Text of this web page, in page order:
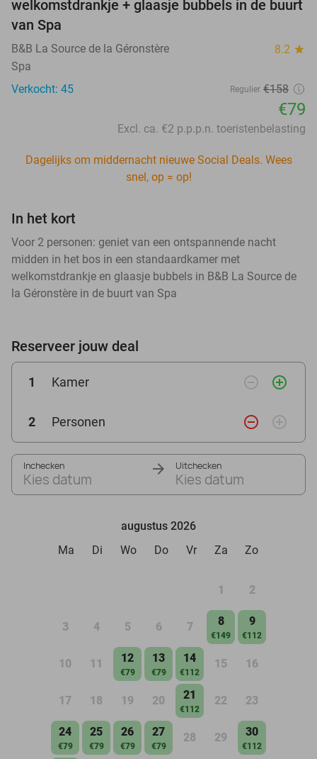
welkomstdrankje + glaasje bubbels in de buurt
van Spa
B&B La Source de la Géronstère 8.2 star
Spa
Verkocht: 45
Regulier €158
€79
Excl. ca. €2 p.p.p.n. toeristenbelasting
Dagelijks om middernacht nieuwe Social Deals. Wees
snel, op = op!
In het kort
Voor 2 personen: geniet van een ontspannende nacht
midden in het bos in een standaardkamer met
welkomstdrankje en glaasje bubbels in B&B La Source de
la Géronstère in de buurt van Spa
Reserveer jouw deal
1 Kamer remove_circle_outline add_circle_outline
2 Personen remove_circle_outline add_circle_outline
Inchecken
Kies datum
Uitchecken
Kies datum
augustus 2026
Ma
Di Wo Do Vr Za Zo
1 2
3 4 5 6 7 8
€149
9
€112
10 11 12
€79
13
€79
14
€112
15 16
17 18 19 20 21
€112
22 23
24
€79
25
€79
26
€79
27
€79
28 29 30
€112